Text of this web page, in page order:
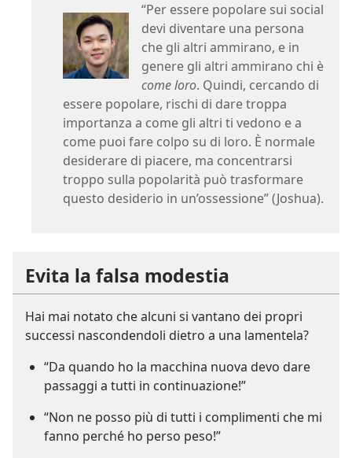
“Per essere popolare sui social
devi diventare una persona
che gli altri ammirano, e in
genere gli altri ammirano chi è
come loro. Quindi, cercando di
essere popolare, rischi di dare troppa
importanza a come gli altri ti vedono e a
come puoi fare colpo su di loro. È normale
desiderare di piacere, ma concentrarsi
troppo sulla popolarità può trasformare
questo desiderio in un’ossessione” (Joshua).
Evita la falsa modestia
Hai mai notato che alcuni si vantano dei propri
successi nascondendoli dietro a una lamentela?
“Da quando ho la macchina nuova devo dare
passaggi a tutti in continuazione!”
“Non ne posso più di tutti i complimenti che mi
fanno perché ho perso peso!”